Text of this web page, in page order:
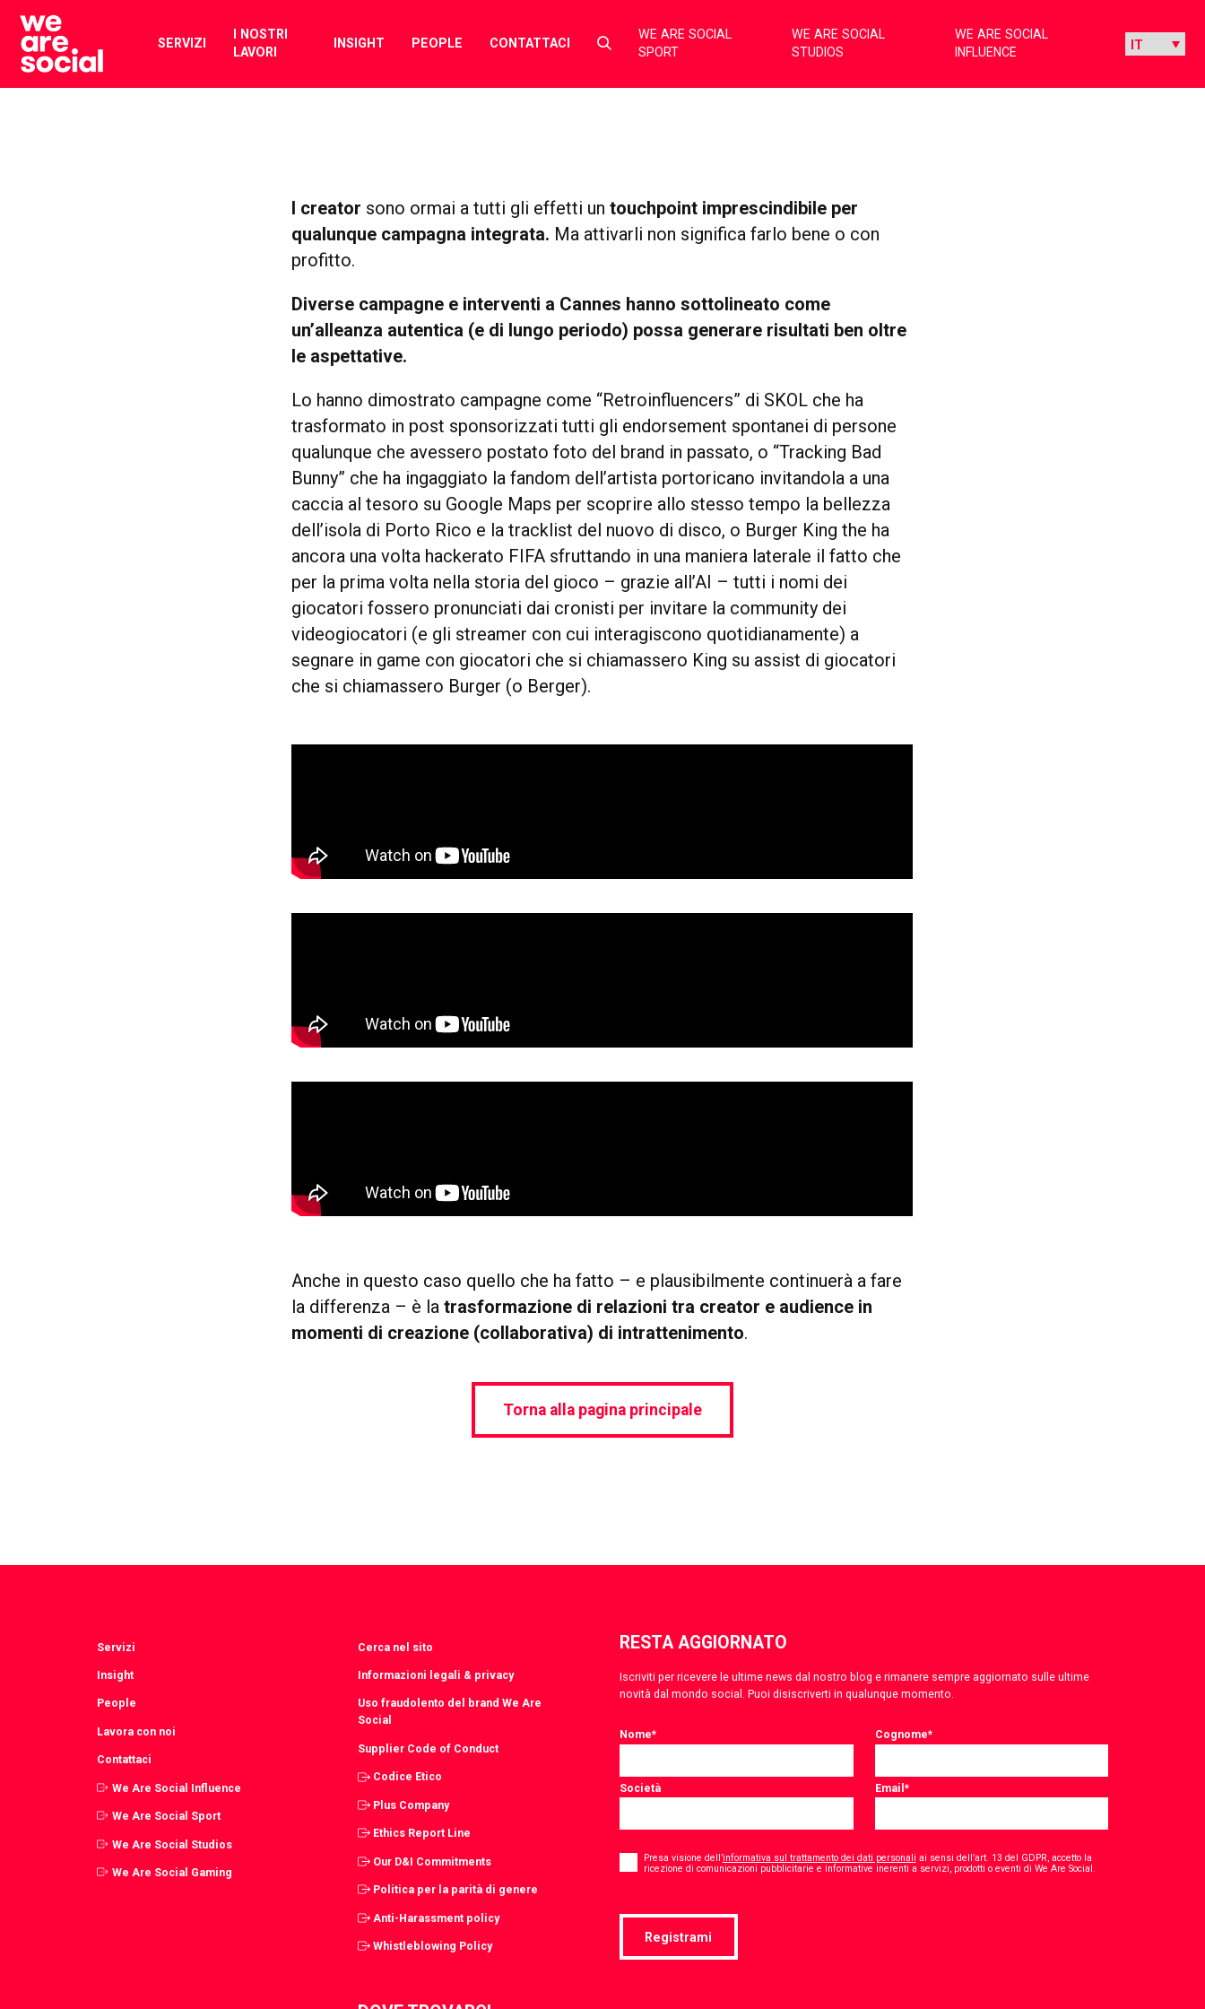
Skip
content
SERVIZI
I NOSTRI
LAVORI
INSIGHT PEOPLE CONTATTACI
Select
toggle
WE ARE SOCIAL
SPORT
WE ARE SOCIAL
STUDIOS
WE ARE SOCIAL
INFLUENCE
I creator sono ormai a tutti gli effetti untouchpoint imprescindibile per
qualunque campagna integrata. Ma attivarli non significa farlo bene o con
profitto.
Diverse campagne e interventi a Cannes hanno sottolineato come
un’alleanza autentica (e di lungo periodo) possa generare risultati ben oltre
le aspettative.
Lo hanno dimostrato campagne come “Retroinfluencers” di SKOL che ha
trasformato in post sponsorizzati tutti gli endorsement spontanei di persone
qualunque che avessero postato foto del brand in passato, o “Tracking Bad
Bunny” che ha ingaggiato la fandom dell’artista portoricano invitandola a una
caccia al tesoro su Google Maps per scoprire allo stesso tempo la bellezza
dell’isola di Porto Rico e la tracklist del nuovo di disco, o Burger King the ha
ancora una volta hackerato FIFA sfruttando in una maniera laterale il fatto che
per la prima volta nella storia del gioco – grazie all’AI – tutti i nomi dei
giocatori fossero pronunciati dai cronisti per invitare la community dei
videogiocatori (e gli streamer con cui interagiscono quotidianamente) a
segnare in game con giocatori che si chiamassero King su assist di giocatori
che si chiamassero Burger (o Berger).
Anche in questo caso quello che ha fatto – e plausibilmente continuerà a fare
la differenza – è latrasformazione di relazioni tra creator e audience in
momenti di creazione (collaborativa) di intrattenimento.
Torna alla pagina principale
Servizi
Insight
People
Lavora con noi
Contattaci
We Are Social Influence
We Are Social Sport
We Are Social Studios
We Are Social Gaming
Cerca nel sito
Informazioni legali & privacy
Uso fraudolento del brand We Are
Social
Supplier Code of Conduct
Codice Etico
Plus Company
Ethics Report Line
Our D&I Commitments
Politica per la parità di genere
Anti-Harassment policy
Whistleblowing Policy
RESTA AGGIORNATO
Iscriviti per ricevere le ultime news dal nostro blog e rimanere sempre aggiornato sulle ultime
novità dal mondo social. Puoi disiscriverti in qualunque momento.
Nome* Cognome*
Società Email*
* Presa visione dell’informativa sul trattamento dei dati personali ai sensi dell’art. 13 del GDPR, accetto la
ricezione di comunicazioni pubblicitarie e informative inerenti a servizi, prodotti o eventi di We Are Social.
Registrami